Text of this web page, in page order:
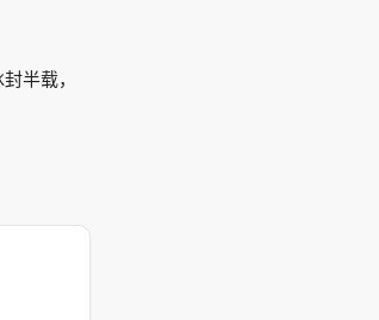
半载，